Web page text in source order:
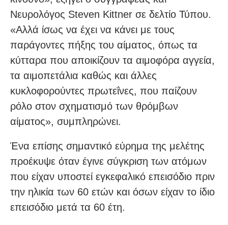
Νευρολόγος Steven Kittner σε δελτίο Τύπου.
«Αλλά ίσως να έχει να κάνει με τους
παράγοντες πήξης του αίματος, όπως τα
κύτταρα που αποικίζουν τα αιμοφόρα αγγεία,
τα αιμοπετάλια καθώς και άλλες
κυκλοφορούντες πρωτεΐνες, που παίζουν
ρόλο στον σχηματισμό των θρόμβων
αίματος», συμπληρώνει.
Ένα επίσης σημαντικό εύρημα της μελέτης
προέκυψε όταν έγινε σύγκριση των ατόμων
που είχαν υποστεί εγκεφαλικό επεισόδιο πριν
την ηλικία των 60 ετών και όσων είχαν το ίδιο
επεισόδιο μετά τα 60 έτη.